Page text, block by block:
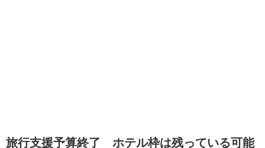
旅行支援予算終了 ホテル枠は残っている可能